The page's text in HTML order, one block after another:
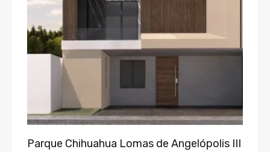
Parque Chihuahua Lomas de Angelópolis III